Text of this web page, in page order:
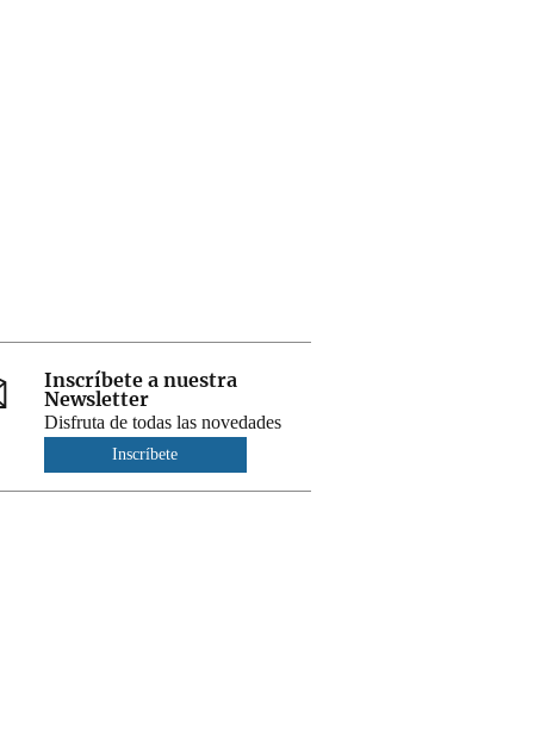
Inscríbete a nuestra
Newsletter
Disfruta de todas las novedades
Inscríbete